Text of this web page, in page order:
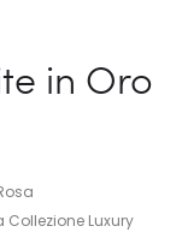
in Oro
Luxury